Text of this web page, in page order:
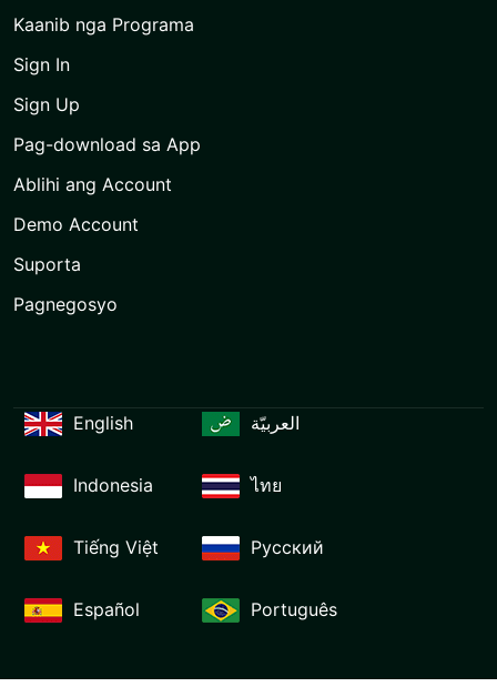
Kaanib nga Programa
Sign In
Sign Up
Pag-download sa App
Ablihi ang Account
Demo Account
Suporta
Pagnegosyo
English العربيّة
Indonesia ไทย
Tiếng Việt Русский
Español Português